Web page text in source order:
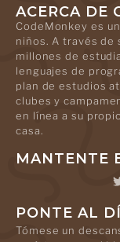
ACERCA DE
CodeMonkey es
niños. A través de
millones de
lenguajes de
plan de estudios
clubes y
en línea a su
casa.
MANTENTE
PONTE AL
Tómese un